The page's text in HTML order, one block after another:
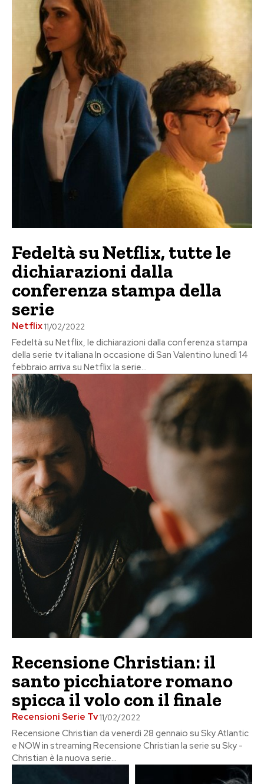
Fedeltà su Netflix, tutte le
dichiarazioni dalla
conferenza stampa della
serie
Netflix11/02/2022
Fedeltà su Netflix, le dichiarazioni dalla conferenza stampa
della serie tv italiana In occasione di San Valentino lunedì 14
febbraio arriva su Netflix la serie...
Recensione Christian: il
santo picchiatore romano
spicca il volo con il finale
Recensioni Serie Tv11/02/2022
Recensione Christian da venerdì 28 gennaio su Sky Atlantic
e NOW in streaming Recensione Christian la serie su Sky -
Christian è la nuova serie...